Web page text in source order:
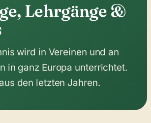
Lehrgänge &
wird in Vereinen und an
in ganz Europa unterrichtet.
den letzten Jahren.